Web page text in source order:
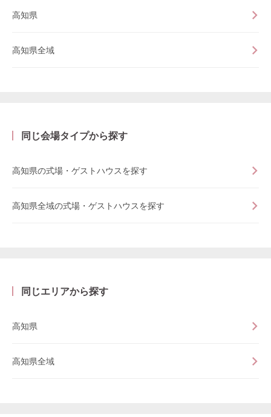
高知県
高知県全域
同じ会場タイプから探す
高知県の式場・ゲストハウスを探す
高知県全域の式場・ゲストハウスを探す
同じエリアから探す
高知県
高知県全域